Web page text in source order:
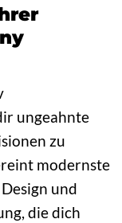
ungeahnte
zu
modernste
und
die dich